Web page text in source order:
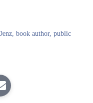
book author, public